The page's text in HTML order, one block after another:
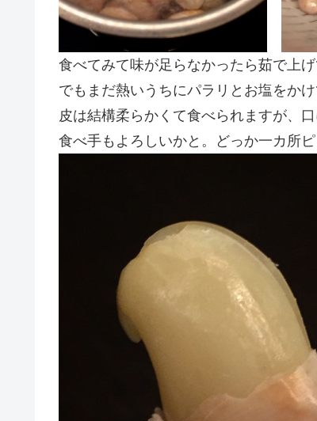
食べてみて味が足らなかったら茹で上
でもまだ熱いうちにパラリとお塩をか
皮は結構柔らかくて食べられますが、
食べ手もよろしいかと。どっか一カ所